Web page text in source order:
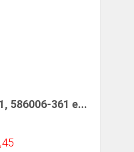
586006-361 e...